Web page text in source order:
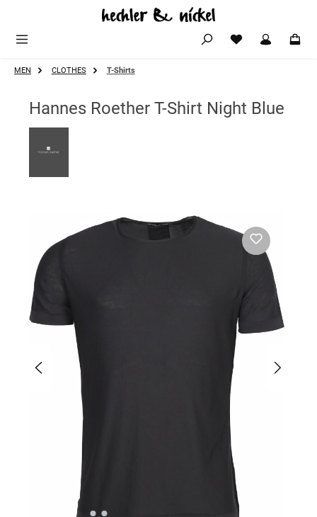
Zum Hauptinhalt springen
MEN CLOTHES T-Shirts
Hannes Roether T-Shirt Night Blue